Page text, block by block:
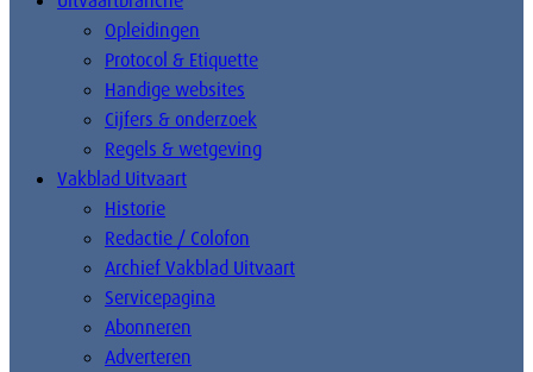
Opleidingen
Protocol & Etiquette
Handige websites
Cijfers & onderzoek
Regels & wetgeving
Vakblad Uitvaart
Historie
Redactie / Colofon
Archief Vakblad Uitvaart
Servicepagina
Abonneren
Adverteren